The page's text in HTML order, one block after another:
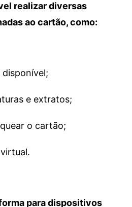
realizar diversas
ao cartão, como:
e extratos;
o cartão;
para dispositivos